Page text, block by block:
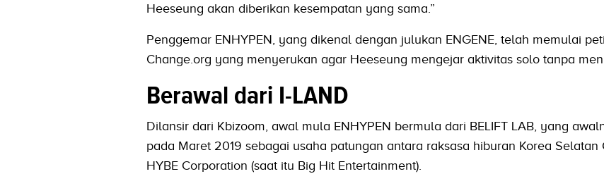
Heeseung akan diberikan kesempatan yang sama.”
Penggemar ENHYPEN, yang dikenal dengan julukan ENGENE, telah memulai
Change.org yang menyerukan agar Heeseung mengejar aktivitas solo tanpa
Berawal dari I-LAND
Dilansir dari Kbizoom, awal mula ENHYPEN bermula dari BELIFT LAB, yang
pada Maret 2019 sebagai usaha patungan antara raksasa hiburan Korea Selatan
HYBE Corporation (saat itu Big Hit Entertainment).